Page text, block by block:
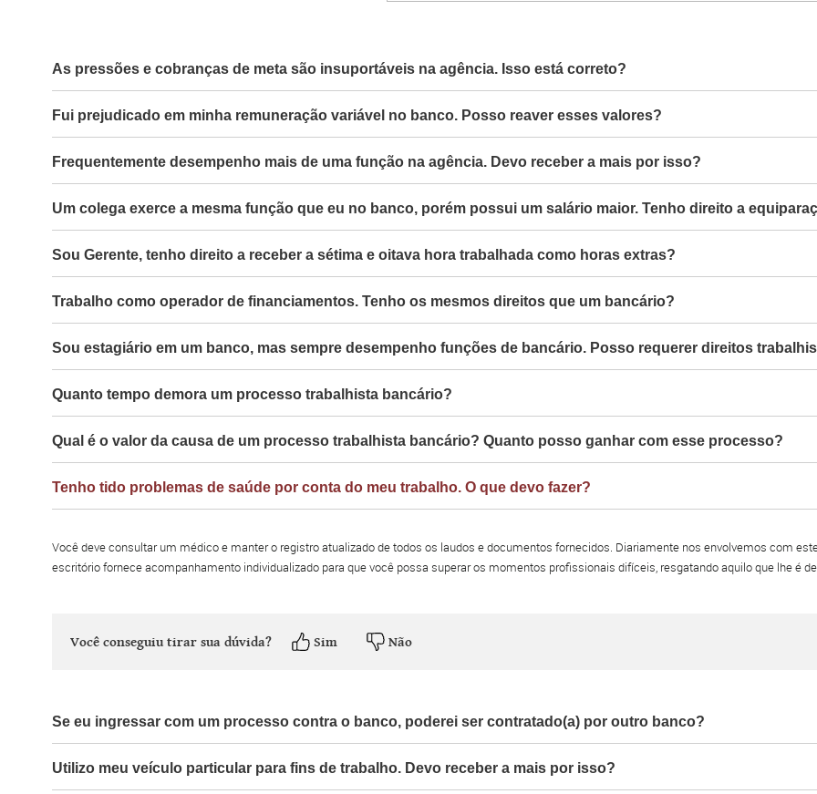
As pressões e cobranças de meta são insuportáveis na agência. Isso está correto?
Fui prejudicado em minha remuneração variável no banco. Posso reaver esses valores?
Frequentemente desempenho mais de uma função na agência. Devo receber a mais por isso?
Um colega exerce a mesma função que eu no banco, porém possui um salário maior. Tenho direito a
Sou Gerente, tenho direito a receber a sétima e oitava hora trabalhada como horas extras?
Trabalho como operador de financiamentos. Tenho os mesmos direitos que um bancário?
Sou estagiário em um banco, mas sempre desempenho funções de bancário. Posso requerer direitos
Quanto tempo demora um processo trabalhista bancário?
Qual é o valor da causa de um processo trabalhista bancário? Quanto posso ganhar com esse processo?
Tenho tido problemas de saúde por conta do meu trabalho. O que devo fazer?
Você deve consultar um médico e manter o registro atualizado de todos os laudos e documentos fornecidos. Diariamente nos envolvemos com
escritório fornece acompanhamento individualizado para que você possa superar os momentos profissionais difíceis, resgatando aquilo que lhe é
Você conseguiu tirar sua dúvida? Sim Não
Se eu ingressar com um processo contra o banco, poderei ser contratado(a) por outro banco?
Utilizo meu veículo particular para fins de trabalho. Devo receber a mais por isso?